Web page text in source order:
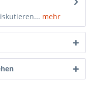
mehr